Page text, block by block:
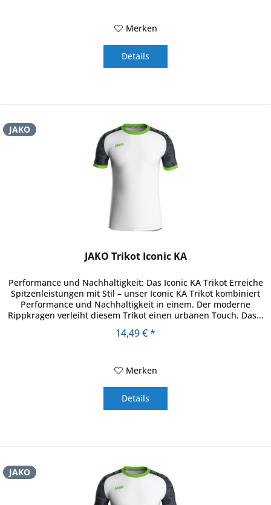
Merken
Details
JAKO
JAKO Trikot Iconic KA
Performance und Nachhaltigkeit: Das Iconic KA Trikot Erreiche
Spitzenleistungen mit Stil – unser Iconic KA Trikot kombiniert
Performance und Nachhaltigkeit in einem. Der moderne
Rippkragen verleiht diesem Trikot einen urbanen Touch. Das...
14,49 € *
Merken
Details
JAKO